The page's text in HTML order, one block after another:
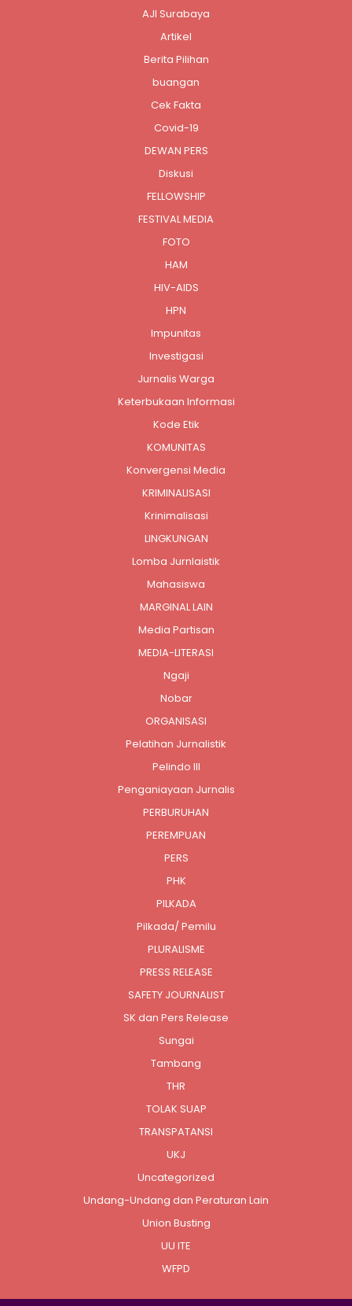
AJI Surabaya
Artikel
Berita Pilihan
buangan
Cek Fakta
Covid-19
DEWAN PERS
Diskusi
FELLOWSHIP
FESTIVAL MEDIA
FOTO
HAM
HIV-AIDS
HPN
Impunitas
Investigasi
Jurnalis Warga
Keterbukaan Informasi
Kode Etik
KOMUNITAS
Konvergensi Media
KRIMINALISASI
Krinimalisasi
LINGKUNGAN
Lomba Jurnlaistik
Mahasiswa
MARGINAL LAIN
Media Partisan
MEDIA-LITERASI
Ngaji
Nobar
ORGANISASI
Pelatihan Jurnalistik
Pelindo III
Penganiayaan Jurnalis
PERBURUHAN
PEREMPUAN
PERS
PHK
PILKADA
Pilkada/ Pemilu
PLURALISME
PRESS RELEASE
SAFETY JOURNALIST
SK dan Pers Release
Sungai
Tambang
THR
TOLAK SUAP
TRANSPATANSI
UKJ
Uncategorized
Undang-Undang dan Peraturan Lain
Union Busting
UU ITE
WFPD